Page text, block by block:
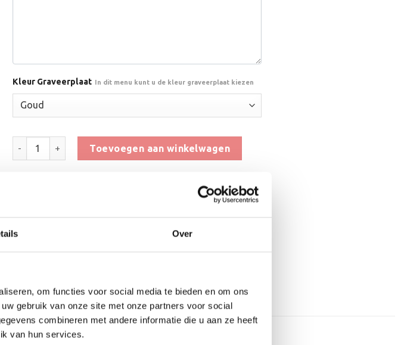
Over
om functies voor social media te bieden en om ons
gebruik van onze site met onze partners voor social
combineren met andere informatie die u aan ze heeft
van hun services.
Kleur Graveerplaat In dit menu kunt u de kleur graveerplaat kiezen
Houten Standaard voor Biljart - WT005 OP=OP aantal
Toevoegen aan winkelwagen
Toevoegen aan verlanglijst
Categorieën: Hout